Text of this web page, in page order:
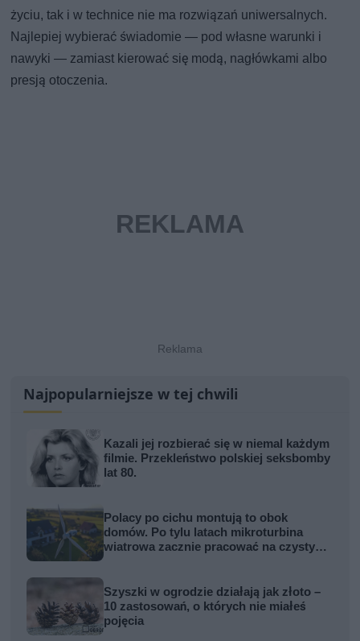
życiu, tak i w technice nie ma rozwiązań uniwersalnych.
Najlepiej wybierać świadomie — pod własne warunki i
nawyki — zamiast kierować się modą, nagłówkami albo
presją otoczenia.
Najpopularniejsze w tej chwili
Kazali jej rozbierać się w niemal każdym
filmie. Przekleństwo polskiej seksbomby
lat 80.
Polacy po cichu montują to obok
domów. Po tylu latach mikroturbina
wiatrowa zacznie pracować na czysty
Szyszki w ogrodzie działają jak złoto –
10 zastosowań, o których nie miałeś
pojęcia